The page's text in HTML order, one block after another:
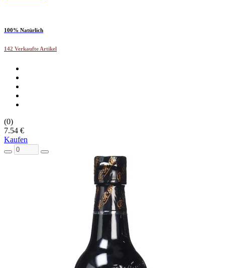
100% Natürlich
142 Verkaufte Artikel
(0)
7.54 €
Kaufen